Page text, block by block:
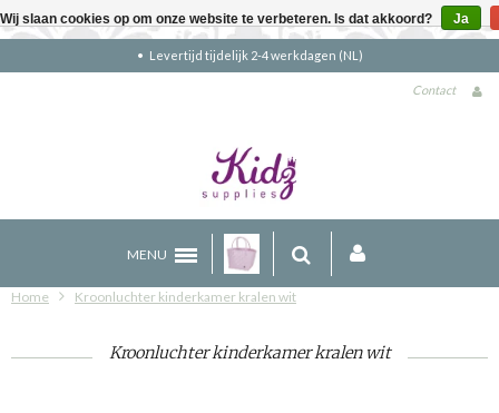
Gratis verzending boven €90 (NL)
Contact
MENU
Home Kroonluchter kinderkamer kralen wit
Kroonluchter kinderkamer kralen wit
Wij slaan cookies op om onze website te verbeteren. Is dat akkoord? Ja